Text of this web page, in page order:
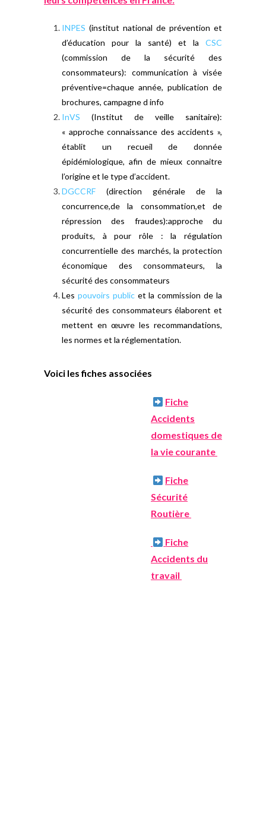
INPES (institut national de prévention et
d’éducation pour la santé) et la CSC
(commission de la sécurité des
consommateurs): communication à visée
préventive=chaque année, publication de
brochures, campagne d info
InVS (Institut de veille sanitaire):
« approche connaissance des accidents »,
établit un recueil de donnée
épidémiologique, afin de mieux connaitre
l’origine et le type d’accident.
DGCCRF (direction générale de la
concurrence,de la consommation,et de
répression des fraudes):approche du
produits, à pour rôle : la régulation
concurrentielle des marchés, la protection
économique des consommateurs, la
sécurité des consommateurs
Les pouvoirs publicet la commission de la
sécurité des consommateurs élaborent et
mettent en œuvre les recommandations,
les normes et la réglementation.
Voici les fiches associées
Fiche
Accidents
domestiques de
la vie courante
Fiche
Sécurité
Routière
Fiche
Accidents du
travail